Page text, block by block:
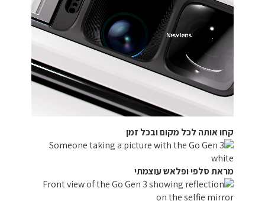
קחו אותה לכל מקום ובכל זמן
מראת סלפי ופלאש עוצמתי